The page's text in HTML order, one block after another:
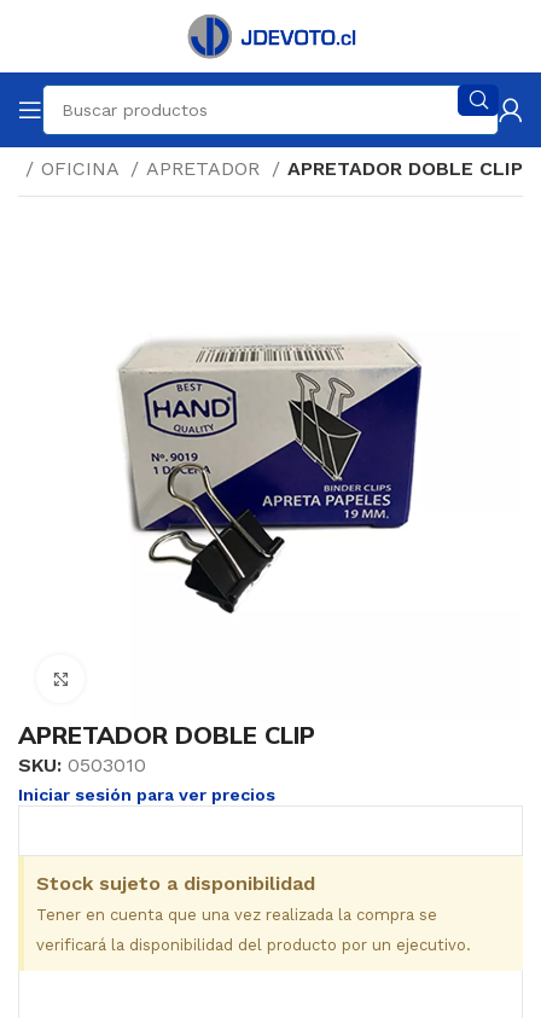
OFICINA APRETADOR APRETADOR DOBLE CLIP
APRETADOR DOBLE CLIP
SKU: 0503010
Iniciar sesión para ver precios
Stock sujeto a disponibilidad
Tener en cuenta que una vez realizada la compra se
verificará la disponibilidad del producto por un ejecutivo.